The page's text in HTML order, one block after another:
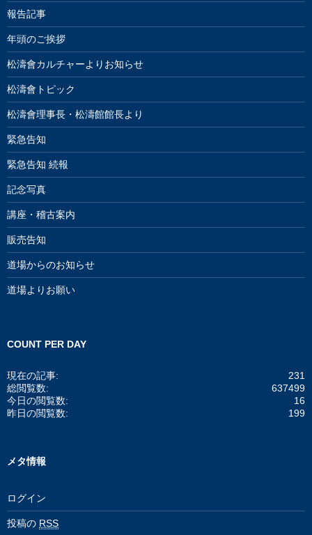
報告記事
年頭のご挨拶
松濤會カルチャーよりお知らせ
松濤會トピック
松濤會理事長・松濤館館長より
緊急告知
緊急告知 続報
記念写真
講座・稽古案内
販売告知
道場からのお知らせ
道場よりお願い
COUNT PER DAY
231
現在の記事:
637499
総閲覧数:
16
今日の閲覧数:
199
昨日の閲覧数:
メタ情報
ログイン
投稿の RSS